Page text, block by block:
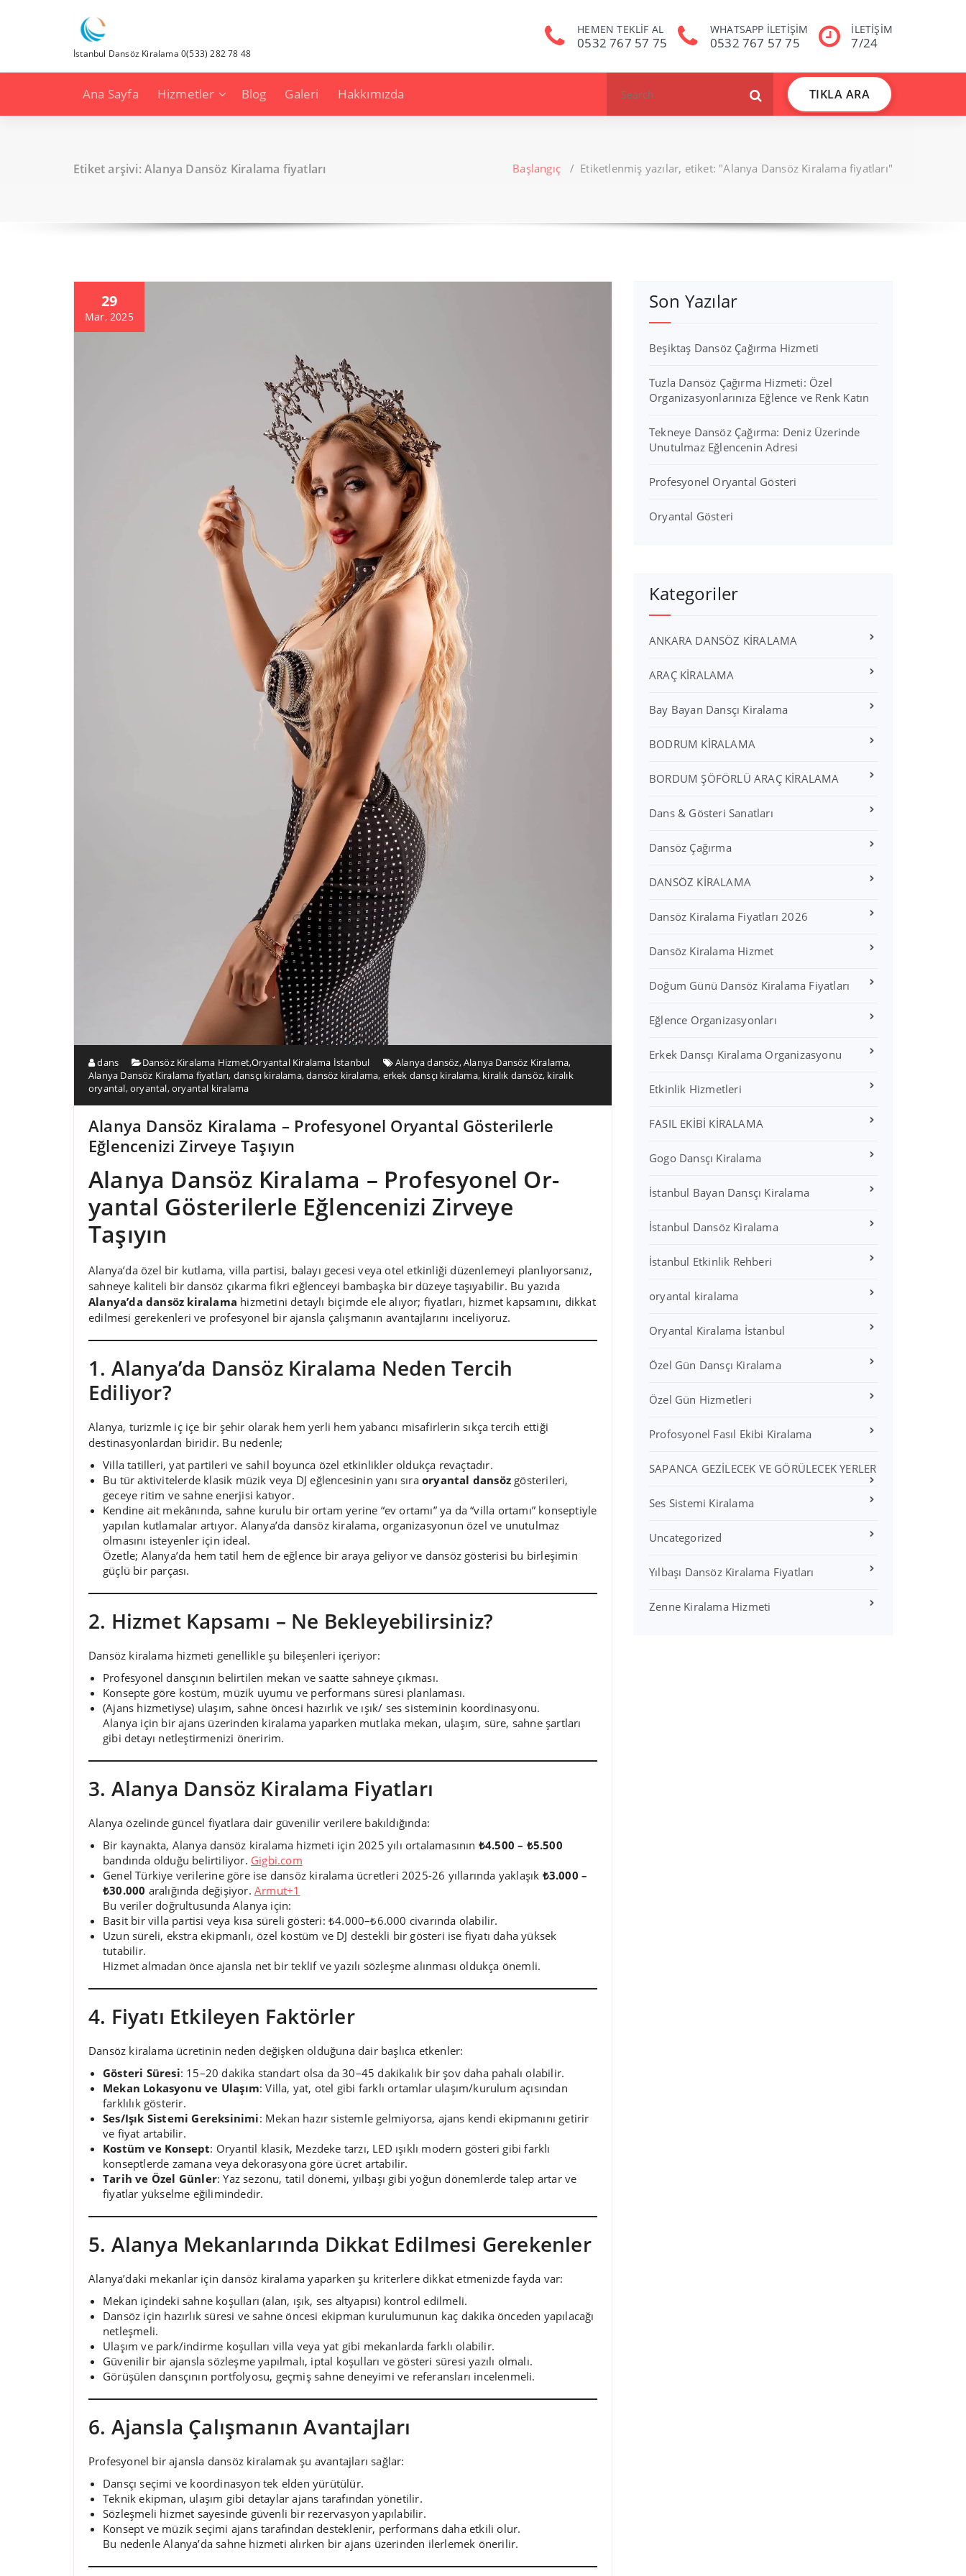
İstanbul Dansöz Kiralama 0(533) 282 78 48
HEMEN TEKLİF AL
0532 767 57 75
WHATSAPP İLETİŞİM
0532 767 57 75
İLETİŞİM
7/24
Ana Sayfa Hizmetler Blog Galeri Hakkımızda
for:
TIKLA ARA
Etiket arşivi: Alanya Dansöz Kiralama fiyatları Başlangıç/ Etiketlenmiş yazılar, etiket: "Alanya Dansöz Kiralama fiyatları"
29
Mar, 2025
dans Dansöz Kiralama Hizmet,Oryantal Kiralama İstanbul Alanya dansöz,Alanya Dansöz Kiralama,
Alanya Dansöz Kiralama fiyatları, dansçı kiralama,dansöz kiralama, erkek dansçı kiralama, kiralık dansöz, kiralık
oryantal,oryantal,oryantal kiralama
Alanya Dansöz Kiralama – Profesyonel Or­yantal Gösterilerle
Eğlencenizi Zirveye Taşıyın
Alanya Dansöz Kiralama – Profesyonel Or­
yantal Gösterilerle Eğlencenizi Zirveye
Taşıyın
Alanya’da özel bir kutlama, villa partisi, balayı gecesi veya otel etkinliği düzenlemeyi planlıyorsanız,
sahneye kaliteli bir dansöz çıkarma fikri eğlenceyi bambaşka bir düzeye taşıyabilir. Bu yazıda
Alanya’da dansöz kiralama hizmetini detaylı biçimde ele alıyor; fiyatları, hizmet kapsamını, dikkat
edilmesi gerekenleri ve profesyonel bir ajansla çalışmanın avantajlarını inceliyoruz.
1. Alanya’da Dansöz Kiralama Neden Tercih
Ediliyor?
Alanya, turizmle iç içe bir şehir olarak hem yerli hem yabancı misafirlerin sıkça tercih ettiği
destinasyonlardan biridir. Bu nedenle;
Villa tatilleri, yat partileri ve sahil boyunca özel etkinlikler oldukça revaçtadır.
Bu tür aktivitelerde klasik müzik veya DJ eğlencesinin yanı sıra oryantal dansöz gösterileri,
geceye ritim ve sahne enerjisi katıyor.
Kendine ait mekânında, sahne kurulu bir ortam yerine “ev ortamı” ya da “villa ortamı” konseptiyle
yapılan kutlamalar artıyor. Alanya’da dansöz kiralama, organizasyonun özel ve unutulmaz
olmasını isteyenler için ideal.
Özetle; Alanya’da hem tatil hem de eğlence bir araya geliyor ve dansöz gösterisi bu birleşimin
güçlü bir parçası.
2. Hizmet Kapsamı – Ne Bekleyebilirsiniz?
Dansöz kiralama hizmeti genellikle şu bileşenleri içeriyor:
Profesyonel dansçının belirtilen mekan ve saatte sahneye çıkması.
Konsepte göre kostüm, müzik uyumu ve performans süresi planlaması.
(Ajans hizmetiyse) ulaşım, sahne öncesi hazırlık ve ışık/ ses sisteminin koordinasyonu.
Alanya için bir ajans üzerinden kiralama yaparken mutlaka mekan, ulaşım, süre, sahne şartları
gibi detayı netleştirmenizi öneririm.
3. Alanya Dansöz Kiralama Fiyatları
Alanya özelinde güncel fiyatlara dair güvenilir verilere bakıldığında:
Bir kaynakta, Alanya dansöz kiralama hizmeti için 2025 yılı ortalamasının ₺4.500 – ₺5.500
bandında olduğu belirtiliyor. Gigbi.com
Genel Türkiye verilerine göre ise dansöz kiralama ücretleri 2025-26 yıllarında yaklaşık ₺3.000 –
₺30.000 aralığında değişiyor.Armut+1
Bu veriler doğrultusunda Alanya için:
Basit bir villa partisi veya kısa süreli gösteri: ₺4.000–₺6.000 civarında olabilir.
Uzun süreli, ekstra ekipmanlı, özel kostüm ve DJ destekli bir gösteri ise fiyatı daha yüksek
tutabilir.
Hizmet almadan önce ajansla net bir teklif ve yazılı sözleşme alınması oldukça önemli.
4. Fiyatı Etkileyen Faktörler
Dansöz kiralama ücretinin neden değişken olduğuna dair başlıca etkenler:
Gösteri Süresi: 15–20 dakika standart olsa da 30–45 dakikalık bir şov daha pahalı olabilir.
Mekan Lokasyonu ve Ulaşım: Villa, yat, otel gibi farklı ortamlar ulaşım/kurulum açısından
farklılık gösterir.
Ses/Işık Sistemi Gereksinimi: Mekan hazır sistemle gelmiyorsa, ajans kendi ekipmanını getirir
ve fiyat artabilir.
Kostüm ve Konsept: Oryantil klasik, Mezdeke tarzı, LED ışıklı modern gösteri gibi farklı
konseptlerde zamana veya dekorasyona göre ücret artabilir.
Tarih ve Özel Günler: Yaz sezonu, tatil dönemi, yılbaşı gibi yoğun dönemlerde talep artar ve
fiyatlar yükselme eğilimindedir.
5. Alanya Mekanlarında Dikkat Edilmesi Gerekenler
Alanya’daki mekanlar için dansöz kiralama yaparken şu kriterlere dikkat etmenizde fayda var:
Mekan içindeki sahne koşulları (alan, ışık, ses altyapısı) kontrol edilmeli.
Dansöz için hazırlık süresi ve sahne öncesi ekipman kurulumunun kaç dakika önceden yapılacağı
netleşmeli.
Ulaşım ve park/indirme koşulları villa veya yat gibi mekanlarda farklı olabilir.
Güvenilir bir ajansla sözleşme yapılmalı, iptal koşulları ve gösteri süresi yazılı olmalı.
Görüşülen dansçının portfolyosu, geçmiş sahne deneyimi ve referansları incelenmeli.
6. Ajansla Çalışmanın Avantajları
Profesyonel bir ajansla dansöz kiralamak şu avantajları sağlar:
Dansçı seçimi ve koordinasyon tek elden yürütülür.
Teknik ekipman, ulaşım gibi detaylar ajans tarafından yönetilir.
Sözleşmeli hizmet sayesinde güvenli bir rezervasyon yapılabilir.
Konsept ve müzik seçimi ajans tarafından desteklenir, performans daha etkili olur.
Bu nedenle Alanya’da sahne hizmeti alırken bir ajans üzerinden ilerlemek önerilir.
Son Yazılar
Beşiktaş Dansöz Çağırma Hizmeti
Tuzla Dansöz Çağırma Hizmeti: Özel
Organizasyonlarınıza Eğlence ve Renk Katın
Tekneye Dansöz Çağırma: Deniz Üzerinde
Unutulmaz Eğlencenin Adresi
Profesyonel Oryantal Gösteri
Oryantal Gösteri
Kategoriler
ANKARA DANSÖZ KİRALAMA
ARAÇ KİRALAMA
Bay Bayan Dansçı Kiralama
BODRUM KİRALAMA
BORDUM ŞÖFÖRLÜ ARAÇ KİRALAMA
Dans & Gösteri Sanatları
Dansöz Çağırma
DANSÖZ KİRALAMA
Dansöz Kiralama Fiyatları 2026
Dansöz Kiralama Hizmet
Doğum Günü Dansöz Kiralama Fiyatları
Eğlence Organizasyonları
Erkek Dansçı Kiralama Organizasyonu
Etkinlik Hizmetleri
FASIL EKİBİ KİRALAMA
Gogo Dansçı Kiralama
İstanbul Bayan Dansçı Kiralama
İstanbul Dansöz Kiralama
İstanbul Etkinlik Rehberi
oryantal kiralama
Oryantal Kiralama İstanbul
Özel Gün Dansçı Kiralama
Özel Gün Hizmetleri
Profosyonel Fasıl Ekibi Kiralama
SAPANCA GEZİLECEK VE GÖRÜLECEK YERLER
Ses Sistemi Kiralama
Uncategorized
Yılbaşı Dansöz Kiralama Fiyatları
Zenne Kiralama Hizmeti